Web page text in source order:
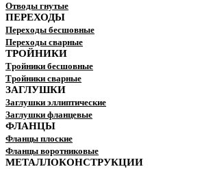
Отводы гнутые
ПЕРЕХОДЫ
Переходы бесшовные
Переходы сварные
ТРОЙНИКИ
Тройники бесшовные
Тройники сварные
ЗАГЛУШКИ
Заглушки эллиптические
Заглушки фланцевые
ФЛАНЦЫ
Фланцы плоские
Фланцы воротниковые
МЕТАЛЛОКОНСТРУКЦИИ